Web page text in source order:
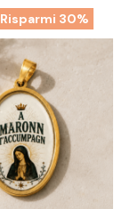
Risparmi 30%